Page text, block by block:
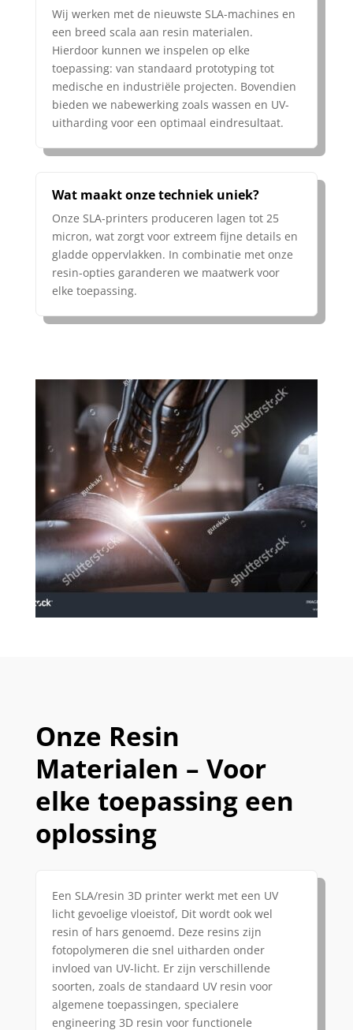
Wij werken met de nieuwste SLA-machines en
een breed scala aan resin materialen.
Hierdoor kunnen we inspelen op elke
toepassing: van standaard prototyping tot
medische en industriële projecten. Bovendien
bieden we nabewerking zoals wassen en UV-
uitharding voor een optimaal eindresultaat.
Wat maakt onze techniek uniek?
Onze SLA-printers produceren lagen tot 25
micron, wat zorgt voor extreem fijne details en
gladde oppervlakken. In combinatie met onze
resin-opties garanderen we maatwerk voor
elke toepassing.
Onze Resin
Materialen – Voor
elke toepassing een
oplossing
Een SLA/resin 3D printer werkt met een UV
licht gevoelige vloeistof, Dit wordt ook wel
resin of hars genoemd. Deze resins zijn
fotopolymeren die snel uitharden onder
invloed van UV-licht. Er zijn verschillende
soorten, zoals de standaard UV resin voor
algemene toepassingen, specialere
engineering 3D resin voor functionele